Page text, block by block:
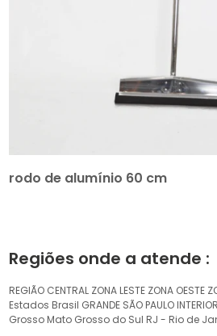
rodo de alumínio 60 cm
Regiões onde a atende :
REGIÃO CENTRAL ZONA LESTE ZONA OESTE
Estados Brasil GRANDE SÃO PAULO INTERIOR
Grosso Mato Grosso do Sul RJ - Rio de